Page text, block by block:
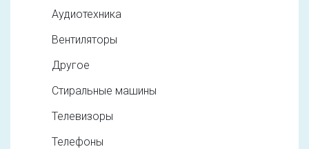
Аудиотехника
Вентиляторы
Другое
Стиральные машины
Телевизоры
Телефоны